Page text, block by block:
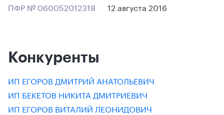
ПФР № 060052012318 12 августа 2016
Конкуренты
ИП ЕГОРОВ ДМИТРИЙ АНАТОЛЬЕВИЧ
ИП БЕКЕТОВ НИКИТА ДМИТРИЕВИЧ
ИП ЕГОРОВ ВИТАЛИЙ ЛЕОНИДОВИЧ